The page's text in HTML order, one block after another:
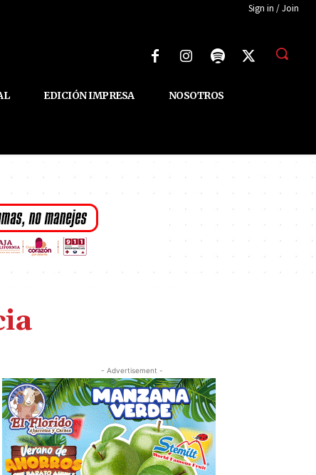
Sign in / Join
EDICIÓN IMPRESA NOSOTROS
- Advertisement -